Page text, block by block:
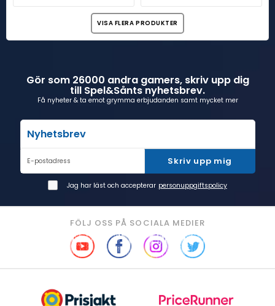
VISA FLERA PRODUKTER
Gör som 26000 andra gamers, skriv upp dig
till Spel&Sånts nyhetsbrev.
Få nyheter & ta emot grymma erbjudanden samt mycket mer
Nyhetsbrev
E-postadress Skriv upp mig
Jag har läst och accepterar personuppgiftspolicy
FÖLJ OSS PÅ SOCIALA MEDIER